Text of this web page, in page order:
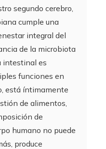
segundo cerebro,
cumple una
integral del
de la microbiota
intestinal es
funciones en
está íntimamente
de alimentos,
de
humano no puede
produce